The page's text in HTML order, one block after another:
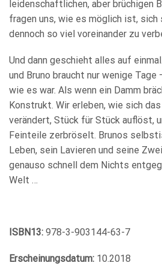
leidenschaftlichen, aber brüchigen
fragen uns, wie es möglich ist, sich
dennoch so viel voreinander zu
Und dann geschieht alles auf
und Bruno braucht nur wenige
wie es war. Als wenn ein Damm
Konstrukt. Wir erleben, wie sich
verändert, Stück für Stück auflöst,
Feinteile zerbröselt. Brunos
Leben, sein Lavieren und seine
genauso schnell dem Nichts
Welt …
ISBN13: 978-3-903144-63-7
Erscheinungsdatum: 10.2018